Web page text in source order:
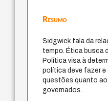
Resumo
Sidgwick fala da
tempo. Ética busca
Política visa à
política deve fazer
questões quanto ao
governados.